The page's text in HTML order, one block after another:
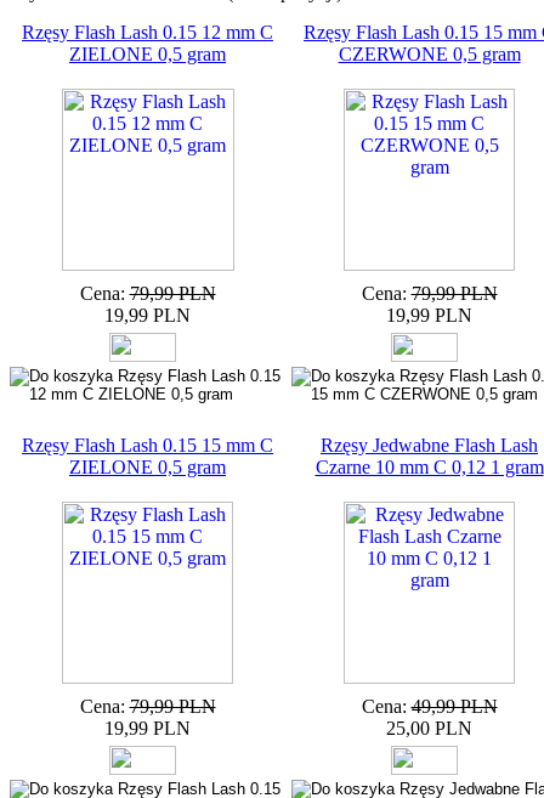
Rzęsy Flash Lash 0.15 12 mm C
ZIELONE 0,5 gram
Cena: 79,99 PLN
19,99 PLN
Rzęsy Flash Lash 0.15 15 mm
CZERWONE 0,5 gram
Cena: 79,99 PLN
19,99 PLN
Rzęsy Flash Lash 0.15 15 mm C
ZIELONE 0,5 gram
Cena: 79,99 PLN
19,99 PLN
Rzęsy Jedwabne Flash Lash
Czarne 10 mm C 0,12 1 gram
Cena: 49,99 PLN
25,00 PLN